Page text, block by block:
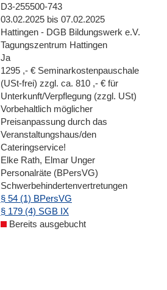
D3-255500-743
03.02.2025 bis 07.02.2025
Hattingen - DGB Bildungswerk e.V.
Tagungszentrum Hattingen
Ja
1295 ,- € Seminarkostenpauschale
(USt-frei) zzgl. ca. 810 ,- € für
Unterkunft/Verpflegung (zzgl. USt)
Vorbehaltlich möglicher
Preisanpassung durch das
Veranstaltungshaus/den
Cateringservice!
Elke Rath, Elmar Unger
Personalräte (BPersVG)
Schwerbehindertenvertretungen
§ 54 (1) BPersVG
§ 179 (4) SGB IX
Bereits ausgebucht